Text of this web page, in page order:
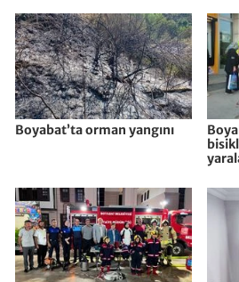
Boyabat’ta orman yangını